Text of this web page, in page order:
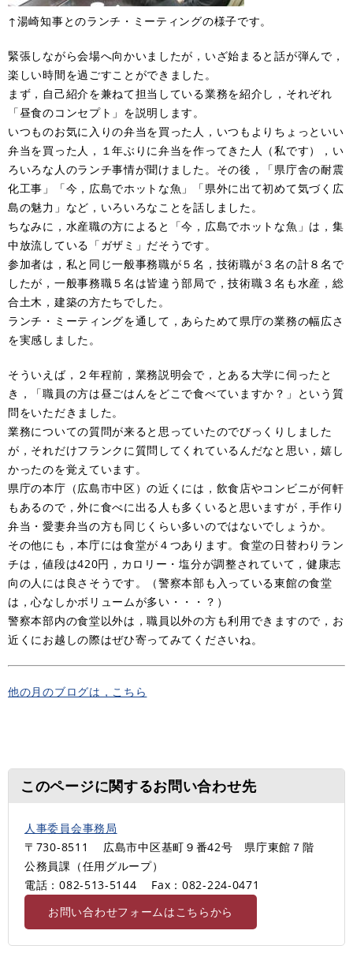
↑湯崎知事とのランチ・ミーティングの様子です。
緊張しながら会場へ向かいましたが，いざ始まると話が弾んで，
楽しい時間を過ごすことができました。
まず，自己紹介を兼ねて担当している業務を紹介し，それぞれ
「昼食のコンセプト」を説明します。
いつものお気に入りの弁当を買った人，いつもよりちょっといい
弁当を買った人，１年ぶりに弁当を作ってきた人（私です），い
ろいろな人のランチ事情が聞けました。その後，「県庁舎の耐震
化工事」「今，広島でホットな魚」「県外に出て初めて気づく広
島の魅力」など，いろいろなことを話しました。
ちなみに，水産職の方によると「今，広島でホットな魚」は，集
中放流している「ガザミ」だそうです。
参加者は，私と同じ一般事務職が５名，技術職が３名の計８名で
したが，一般事務職５名は皆違う部局で，技術職３名も水産，総
合土木，建築の方たちでした。
ランチ・ミーティングを通して，あらためて県庁の業務の幅広さ
を実感しました。
そういえば，２年程前，業務説明会で，とある大学に伺ったと
き，「職員の方は昼ごはんをどこで食べていますか？」という質
問をいただきました。
業務についての質問が来ると思っていたのでびっくりしました
が，それだけフランクに質問してくれているんだなと思い，嬉し
かったのを覚えています。
県庁の本庁（広島市中区）の近くには，飲食店やコンビニが何軒
もあるので，外に食べに出る人も多くいると思いますが，手作り
弁当・愛妻弁当の方も同じくらい多いのではないでしょうか。
その他にも，本庁には食堂が４つあります。食堂の日替わりラン
チは，値段は420円，カロリー・塩分が調整されていて，健康志
向の人には良さそうです。（警察本部も入っている東館の食堂
は，心なしかボリュームが多い・・・？）
警察本部内の食堂以外は，職員以外の方も利用できますので，お
近くにお越しの際はぜひ寄ってみてくださいね。
他の月のブログは，こちら
このページに関するお問い合わせ先
人事委員会事務局
〒730-8511
広島市中区基町９番42号 県庁東館７階
公務員課（任用グループ）
電話：082-513-5144
Fax：082-224-0471
お問い合わせフォームはこちらから